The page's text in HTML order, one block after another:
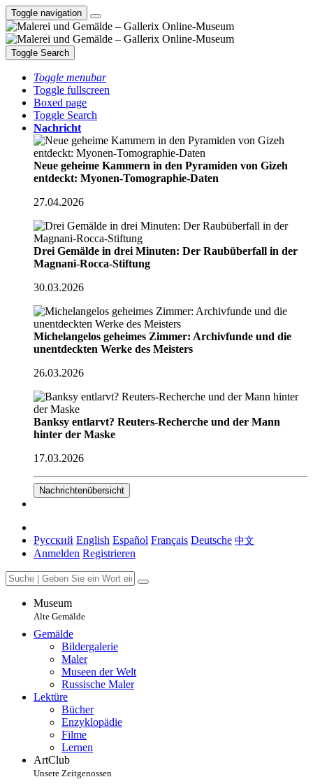
Toggle navigation
Toggle Search
Toggle menubar
Toggle fullscreen
Boxed page
Toggle Search
Nachricht
Neue geheime Kammern in den Pyramiden von Gizeh
entdeckt: Myonen-Tomographie-Daten
27.04.2026
Drei Gemälde in drei Minuten: Der Raubüberfall in der
Magnani-Rocca-Stiftung
30.03.2026
Michelangelos geheimes Zimmer: Archivfunde und die
unentdeckten Werke des Meisters
26.03.2026
Banksy entlarvt? Reuters-Recherche und der Mann
hinter der Maske
17.03.2026
Nachrichtenübersicht
Русский English Español Français Deutsche 中文
Anmelden Registrieren
Museum
Alte Gemälde
Gemälde
Bildergalerie
Maler
Museen der Welt
Russische Maler
Lektüre
Bücher
Enzyklopädie
Filme
Lernen
ArtClub
Unsere Zeitgenossen